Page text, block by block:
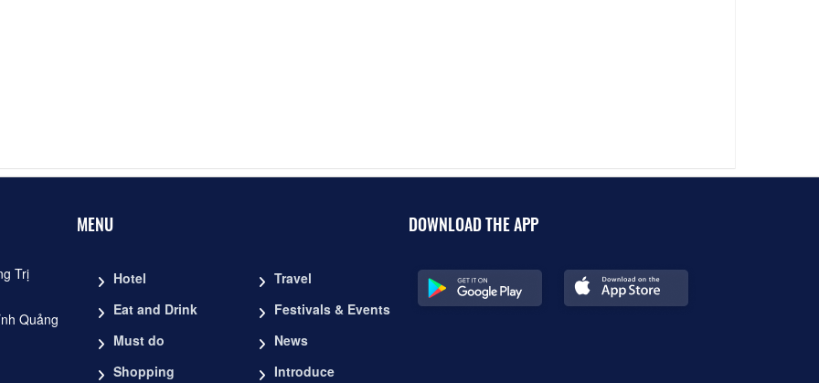
Trị
Quảng
MENU
Hotel
Eat and Drink
Must do
Shopping
Travel
Festivals & Events
News
Introduce
DOWNLOAD THE APP